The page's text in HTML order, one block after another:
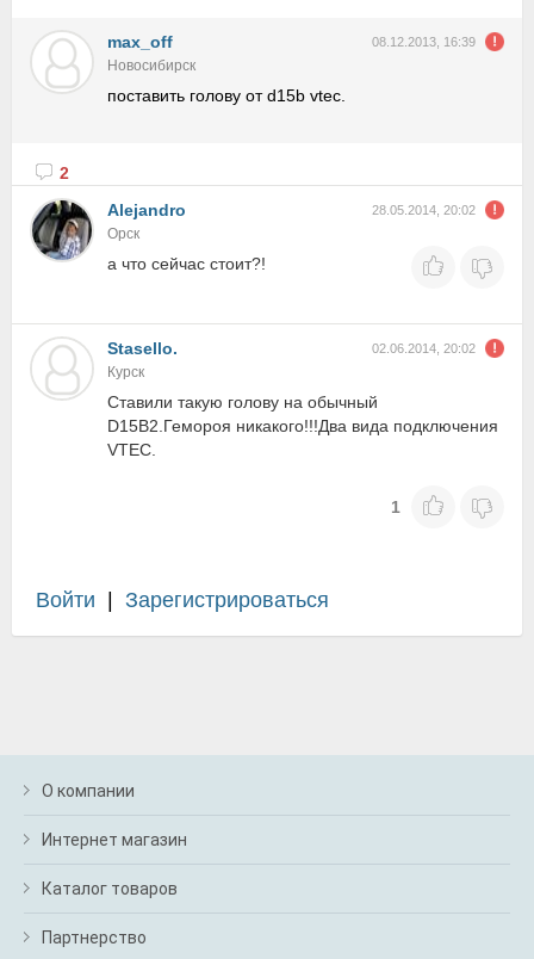
max_off 08.12.2013, 16:39
Новосибирск
поставить голову от d15b vtec.
2
Alejandro
28.05.2014, 20:02
Орск
а что сейчас стоит?!
Stasello. 02.06.2014, 20:02
Курск
Ставили такую голову на обычный
D15B2.Гемороя никакого!!!Два вида подключения
VTEC.
1
Войти Зарегистрироваться
О компании
Интернет магазин
Каталог товаров
Партнерство